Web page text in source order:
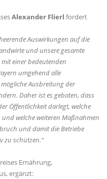
Alexander Flierl fordert
Auswirkungen auf die
und unsere gesamte
einer bedeutenden
umgehend alle
Ausbreitung der
Daher ist es geboten, dass
Öffentlichkeit darlegt, welche
welche weiteren Maßnahmen
und damit die Betriebe
zu schützen.“
Ernährung,
ergänzt: